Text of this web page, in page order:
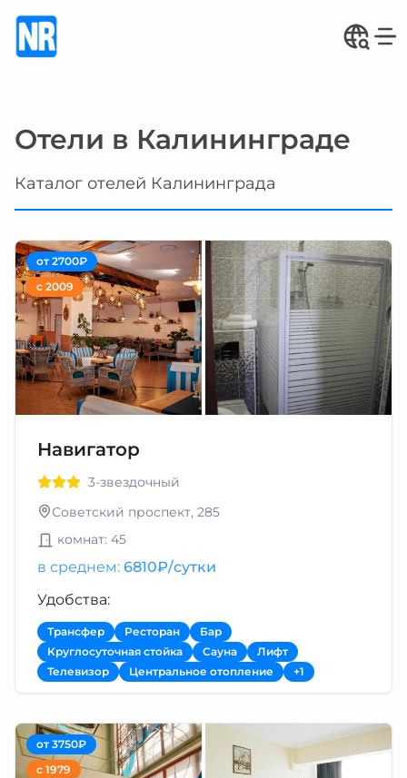
Отели в Калининграде
Каталог отелей Калининграда
от 2700₽
с 2009
Навигатор
3-звездочный
Советский проспект, 285
комнат: 45
в среднем: 6810₽/сутки
Удобства:
Трансфер Ресторан
Бар
Круглосуточная стойка
Сауна
Лифт
Телевизор
Центральное отопление +1
от 3750₽
с 1979